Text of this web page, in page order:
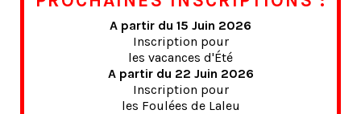
A partir du 15 Juin 2026
Inscription pour
les vacances d'Été
A partir du 22 Juin 2026
Inscription pour
les Foulées de Laleu